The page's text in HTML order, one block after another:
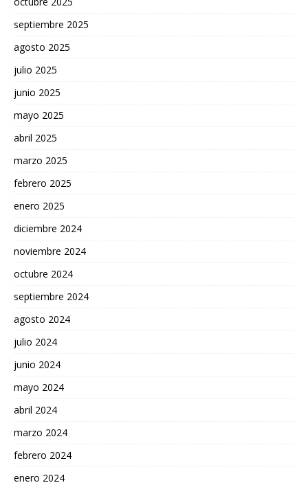
septiembre 2025
agosto 2025
julio 2025
junio 2025
mayo 2025
abril 2025
marzo 2025
febrero 2025
enero 2025
diciembre 2024
noviembre 2024
octubre 2024
septiembre 2024
agosto 2024
julio 2024
junio 2024
mayo 2024
abril 2024
marzo 2024
febrero 2024
enero 2024